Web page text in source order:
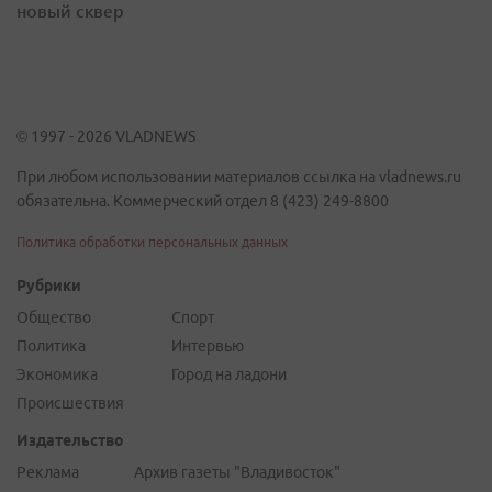
новый сквер
© 1997 - 2026 VLADNEWS
При любом использовании материалов ссылка на vladnews.ru
обязательна. Коммерческий отдел 8 (423) 249-8800
Политика обработки персональных данных
Рубрики
Общество
Политика
Экономика
Происшествия
Спорт
Интервью
Город на ладони
Издательство
Реклама
Архив газеты "Владивосток"